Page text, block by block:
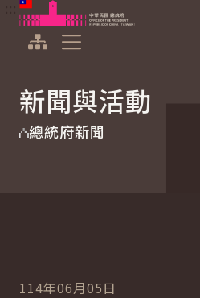
跳到主要內容
中華民國總統府
新聞與活動
總統府新聞
114年06月05日